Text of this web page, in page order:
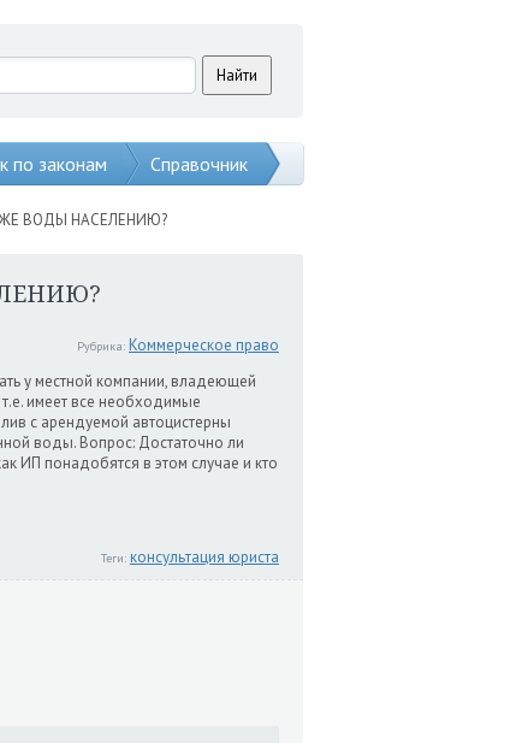
по законам Справочник
ВОДЫ НАСЕЛЕНИЮ?
Рубрика: Коммерческое право
у местной компании, владеющей
имеет все необходимые
с арендуемой автоцистерны
воды. Вопрос: Достаточно ли
ИП понадобятся в этом случае и кто
Теги: консультация юриста